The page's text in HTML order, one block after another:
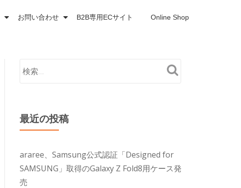
お問い合わせ B2B専用ECサイト Online Shop
最近の投稿
araree、Samsung公式認証「Designed for
SAMSUNG」取得のGalaxy Z Fold8用ケース発
売